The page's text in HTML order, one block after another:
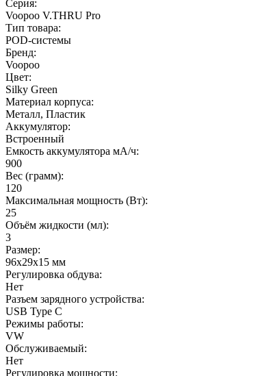
Серия:
Voopoo V.THRU Pro
Тип товара:
POD-системы
Бренд:
Voopoo
Цвет:
Silky Green
Материал корпуса:
Металл, Пластик
Аккумулятор:
Встроенный
Емкость аккумулятора мА/ч:
900
Вес (грамм):
120
Максимальная мощность (Вт):
25
Объём жидкости (мл):
3
Размер:
96х29х15 мм
Регулировка обдува:
Нет
Разъем зарядного устройства:
USB Type C
Режимы работы:
VW
Обслуживаемый:
Нет
Регулировка мощности: